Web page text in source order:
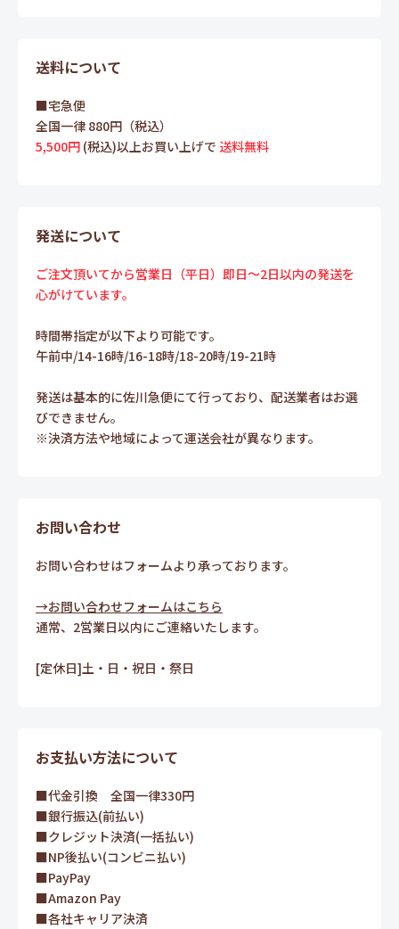
送料について
■宅急便
全国一律 880円（税込）
5,500円 (税込)以上お買い上げで 送料無料
発送について
ご注文頂いてから営業日（平日）即日～2日以内の発送を
心がけています。
時間帯指定が以下より可能です。
午前中/14-16時/16-18時/18-20時/19-21時
発送は基本的に佐川急便にて行っており、配送業者はお選
びできません。
※決済方法や地域によって運送会社が異なります。
お問い合わせ
お問い合わせはフォームより承っております。
→お問い合わせフォームはこちら
通常、2営業日以内にご連絡いたします。
[定休日]土・日・祝日・祭日
お支払い方法について
■代金引換 全国一律330円
■銀行振込(前払い)
■クレジット決済(一括払い)
■NP後払い(コンビニ払い)
■PayPay
■Amazon Pay
■各社キャリア決済